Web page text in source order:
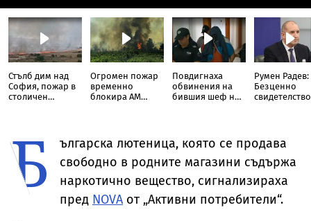
Стълб дим над
София, пожар в
столичен
Огромен пожар
временно
блокира АМ
Повдигнаха
обвинения на
бившия шеф на
Румен Радев:
Безценно
Б
ългарска лютеница, която се продава
свободно в родните магазини съдържа
наркотично вещество, сигнализираха
пред NOVA от „Активни потребители“.